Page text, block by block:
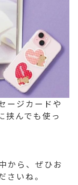
ージカードや
挟んでも使っ
から、ぜひお
さいね。